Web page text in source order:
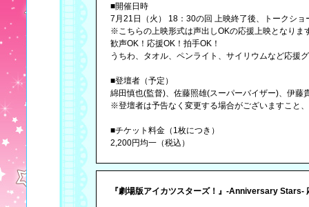
■開催日時
7月21日（火） 18：30の回 上映終了後、トークショ
※こちらの上映形式は声出しOKの応援上映となりま
歓声OK！応援OK！拍手OK！
うちわ、タオル、ペンライト、サイリウムなど応援
■登壇者（予定）
綿田慎也(監督)、佐藤照雄(スーパーバイザー)、伊藤
※登壇者は予告なく変更する場合がございますこと
■チケット料金（1枚につき）
2,200円均一（税込）
『劇場版アイカツスターズ！』-Anniversary